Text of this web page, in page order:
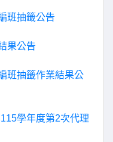
班抽籤公告
果公告
班抽籤作業結果公
學年度第2次代理